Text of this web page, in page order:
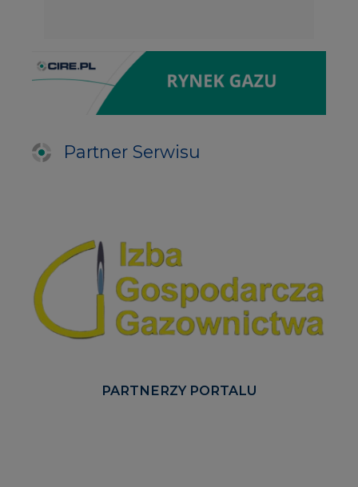
Partner Serwisu
PARTNERZY PORTALU